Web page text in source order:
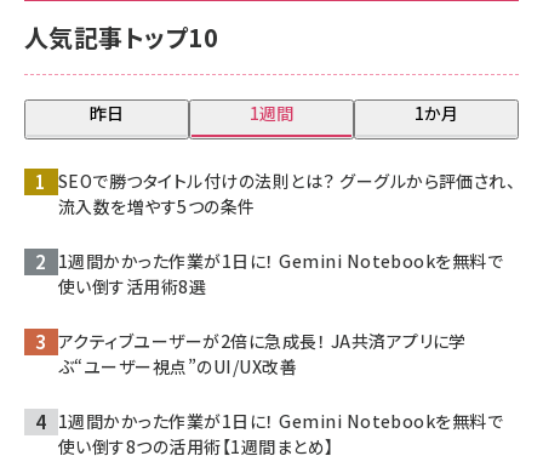
人気記事トップ10
昨日 1週間 1か月
SEOで勝つタイトル付けの法則とは？ グーグルから評価され、
流入数を増やす5つの条件
1週間かかった作業が1日に！ Gemini Notebookを無料で
使い倒す活用術8選
アクティブユーザーが2倍に急成長！ JA共済アプリに学
ぶ“ユーザー視点”のUI/UX改善
1週間かかった作業が1日に！ Gemini Notebookを無料で
使い倒す8つの活用術【1週間まとめ】